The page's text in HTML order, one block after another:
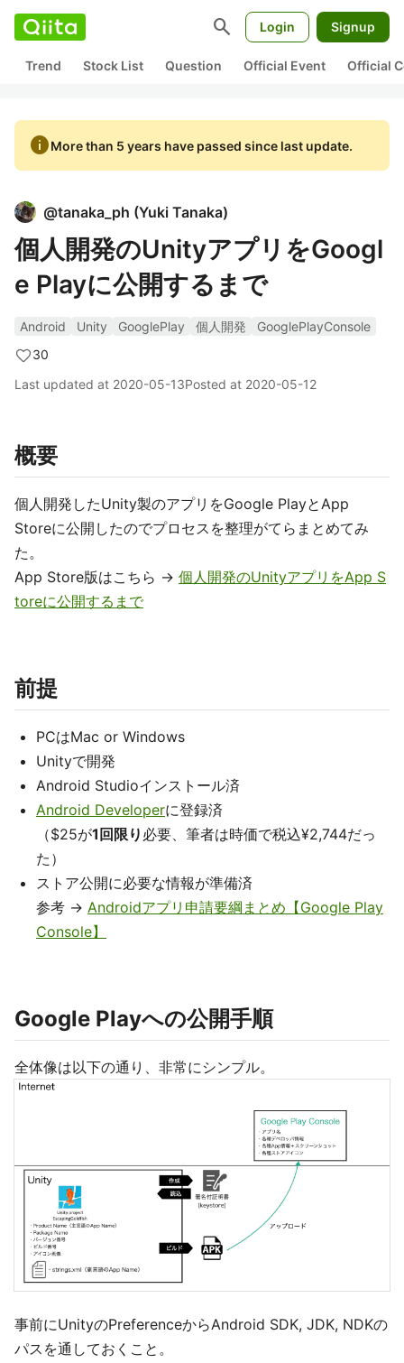
search Login Signup
Trend Stock List Question Official Event Official
infoMore than 5 years have passed since last update.
@tanaka_ph (Yuki Tanaka)
個人開発のUnityアプリをGoogl
e Playに公開するまで
Android Unity GooglePlay 個人開発
GooglePlayConsole
30
Last updated at 2020-05-13Posted at 2020-05-12
概要
個人開発したUnity製のアプリをGoogle PlayとApp
Storeに公開したのでプロセスを整理がてらまとめてみ
た。
App Store版はこちら -> 個人開発のUnityアプリをApp S
toreに公開するまで
前提
PCはMac or Windows
Unityで開発
Android Studioインストール済
Android Developerに登録済
（$25が1回限り 必要、筆者は時価で税込¥2,744だっ
た）
ストア公開に必要な情報が準備済
参考 -> Androidアプリ申請要綱まとめ【Google Play
Console】
Google Playへの公開手順
全体像は以下の通り、非常にシンプル。
事前にUnityのPreferenceからAndroid SDK, JDK, NDKの
パスを通しておくこと。